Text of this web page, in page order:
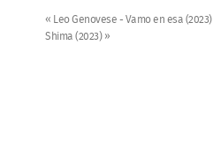
« Leo Genovese - Vamo en esa (2023)
Shima (2023) »